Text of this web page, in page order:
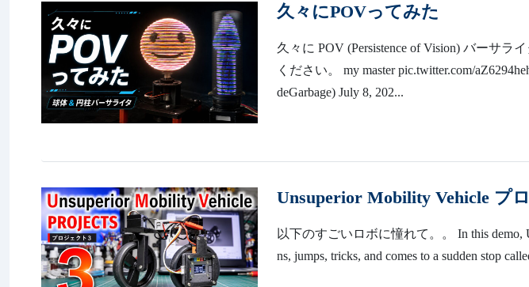
久々にPOVってみた
久々に POV (Persistence of Vision) バーサラ
ください。 my master pic.twitter.com/
deGarbage) July 8, 202...
Unsuperior Mobility Vehicle プ
以下のすごいロボに憧れて。。 In this demo,
ns, jumps, tricks, and comes to a sudden stop